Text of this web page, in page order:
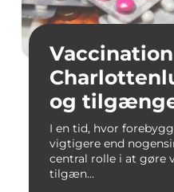
og
I en tid, hvor
vigtigere end
central rolle i at gøre
tilgæn...